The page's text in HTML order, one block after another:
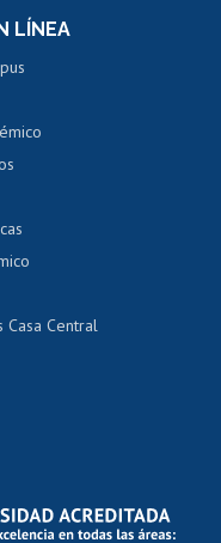
LÍNEA
Casa Central